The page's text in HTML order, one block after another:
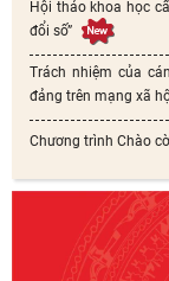
Hội thảo khoa học
đổi số”
Trách nhiệm của
đảng trên mạng xã
Chương trình Chào